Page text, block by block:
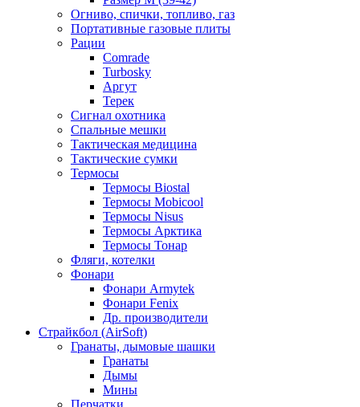
Огниво, спички, топливо, газ
Портативные газовые плиты
Рации
Comrade
Turbosky
Аргут
Терек
Сигнал охотника
Спальные мешки
Тактическая медицина
Тактические сумки
Термосы
Термосы Biostal
Термосы Mobicool
Термосы Nisus
Термосы Арктика
Термосы Тонар
Фляги, котелки
Фонари
Фонари Armytek
Фонари Fenix
Др. производители
Страйкбол (AirSoft)
Гранаты, дымовые шашки
Гранаты
Дымы
Мины
Перчатки